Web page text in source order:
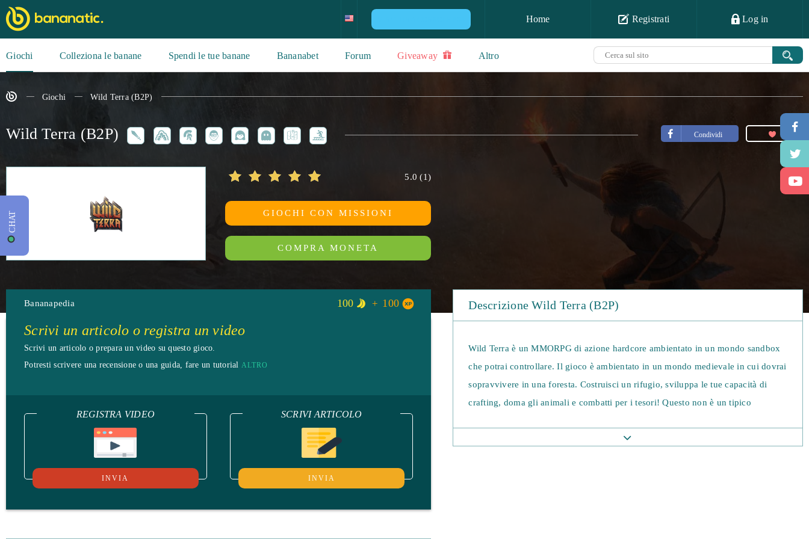
Home Registrati Log in
Giochi Colleziona le banane Spendi le tue banane Bananabet Forum Giveaway Altro
Giochi Wild Terra (B2P)
Condividi
Wild Terra (B2P)
5.0 (1)
GIOCHI CON MISSIONI
COMPRA MONETA
Bananapedia 100 100
Scrivi un articolo o registra un video
Scrivi un articolo o prepara un video su questo gioco.
Potresti scrivere una recensione o una guida, fare un tutorial ALTRO
REGISTRA VIDEO
INVIA
SCRIVI ARTICOLO
INVIA
Descrizione Wild Terra (B2P)
Wild Terra è un MMORPG di azione hardcore ambientato in un mondo sandbox
che potrai controllare. Il gioco è ambientato in un mondo medievale in cui dovrai
sopravvivere in una foresta. Costruisci un rifugio, sviluppa le tue capacità di
crafting, doma gli animali e combatti per i tesori! Questo non è un tipico
produzione di cuoio, acciaio e altri materiali. Potrai costruire qualsiasi cosa,
CHAT